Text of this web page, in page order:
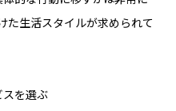
た生活スタイルが求められて
を選ぶ